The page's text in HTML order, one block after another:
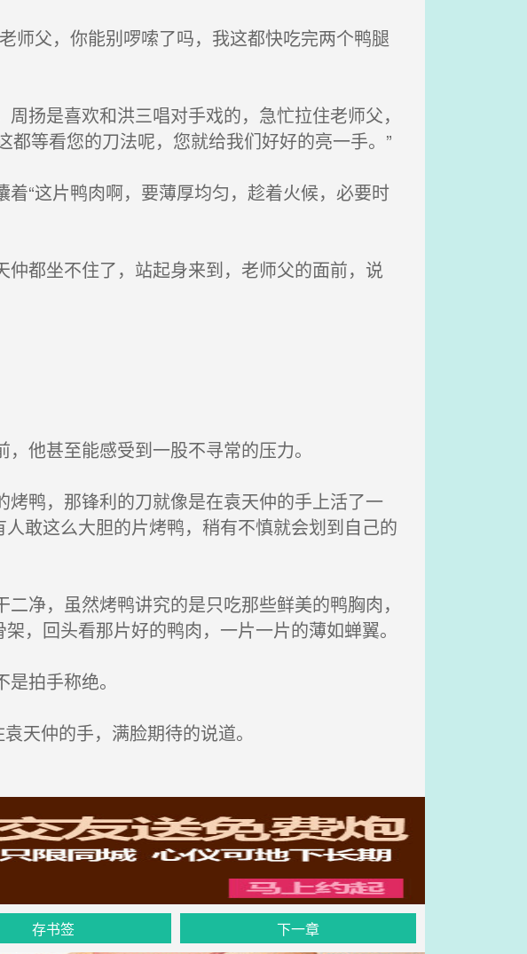
师父，你能别啰嗦了吗，我这都快吃完两个鸭腿
扬是喜欢和洪三唱对手戏的，急忙拉住老师父，
等看您的刀法呢，您就给我们好好的亮一手。”
“这片鸭肉啊，要薄厚均匀，趁着火候，必要时
都坐不住了，站起身来到，老师父的面前，说
他甚至能感受到一股不寻常的压力。
鸭，那锋利的刀就像是在袁天仲的手上活了一
敢这么大胆的片烤鸭，稍有不慎就会划到自己的
净，虽然烤鸭讲究的是只吃那些鲜美的鸭胸肉，
，回头看那片好的鸭肉，一片一片的薄如蝉翼。
拍手称绝。
天仲的手，满脸期待的说道。
存书签 下一章